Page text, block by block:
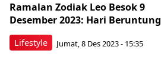
Lifestyle
Ramalan Zodiak Leo Besok 9
Desember 2023: Hari Beruntung
Jumat, 8 Des 2023 - 15:35